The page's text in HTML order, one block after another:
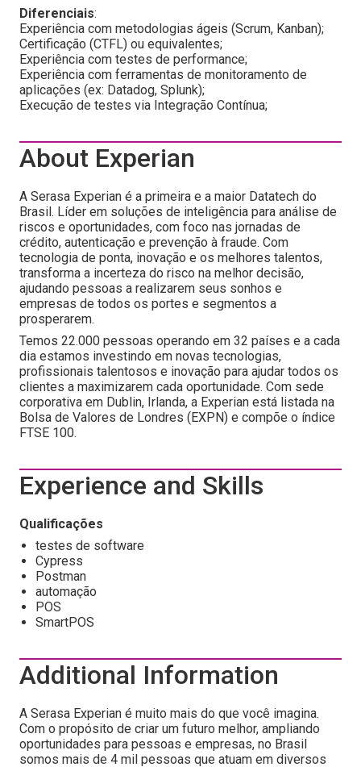
Diferenciais:
Experiência com metodologias ágeis (Scrum, Kanban);
Certificação (CTFL) ou equivalentes;
Experiência com testes de performance;
Experiência com ferramentas de monitoramento de
aplicações (ex: Datadog, Splunk);
Execução de testes via Integração Contínua;
About Experian
A Serasa Experian é a primeira e a maior Datatech do
Brasil. Líder em soluções de inteligência para análise de
riscos e oportunidades, com foco nas jornadas de
crédito, autenticação e prevenção à fraude. Com
tecnologia de ponta, inovação e os melhores talentos,
transforma a incerteza do risco na melhor decisão,
ajudando pessoas a realizarem seus sonhos e
empresas de todos os portes e segmentos a
prosperarem.
Temos 22.000 pessoas operando em 32 países e a cada
dia estamos investindo em novas tecnologias,
profissionais talentosos e inovação para ajudar todos os
clientes a maximizarem cada oportunidade. Com sede
corporativa em Dublin, Irlanda, a Experian está listada na
Bolsa de Valores de Londres (EXPN) e compõe o índice
FTSE 100.
Experience and Skills
Qualificações
testes de software
Cypress
Postman
automação
POS
SmartPOS
Additional Information
A Serasa Experian é muito mais do que você imagina.
Com o propósito de criar um futuro melhor, ampliando
oportunidades para pessoas e empresas, no Brasil
somos mais de 4 mil pessoas que atuam em diversos